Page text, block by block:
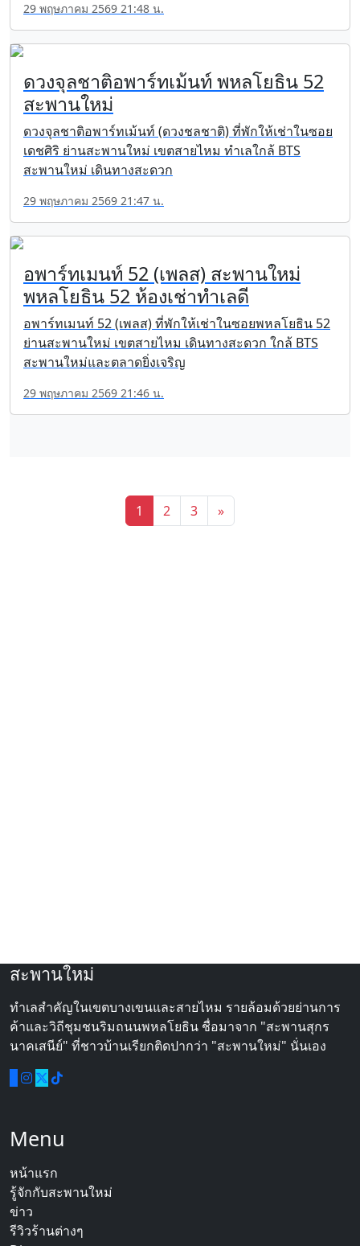
29 พฤษภาคม 2569 21:48 น.
ดวงจุลชาติอพาร์ทเม้นท์ พหลโยธิน 52
สะพานใหม่
ดวงจุลชาติอพาร์ทเม้นท์ (ดวงชลชาติ) ที่พักให้เช่าในซอย
เดชศิริ ย่านสะพานใหม่ เขตสายไหม ทำเลใกล้ BTS
สะพานใหม่ เดินทางสะดวก
29 พฤษภาคม 2569 21:47 น.
อพาร์ทเมนท์ 52 (เพลส) สะพานใหม่
พหลโยธิน 52 ห้องเช่าทำเลดี
อพาร์ทเมนท์ 52 (เพลส) ที่พักให้เช่าในซอยพหลโยธิน 52
ย่านสะพานใหม่ เขตสายไหม เดินทางสะดวก ใกล้ BTS
สะพานใหม่และตลาดยิ่งเจริญ
29 พฤษภาคม 2569 21:46 น.
1 2 3 »
สะพานใหม่
ทำเลสำคัญในเขตบางเขนและสายไหม รายล้อมด้วยย่านการ
ค้าและวิถีชุมชนริมถนนพหลโยธิน ชื่อมาจาก "สะพานสุกร
นาคเสนีย์" ที่ชาวบ้านเรียกติดปากว่า "สะพานใหม่" นั่นเอง
Menu
หน้าแรก
รู้จักกับสะพานใหม่
ข่าว
รีวิวร้านต่างๆ